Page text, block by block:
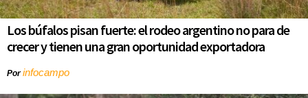
Los búfalos pisan fuerte: el rodeo argentino no para de
crecer y tienen una gran oportunidad exportadora
Porinfocampo